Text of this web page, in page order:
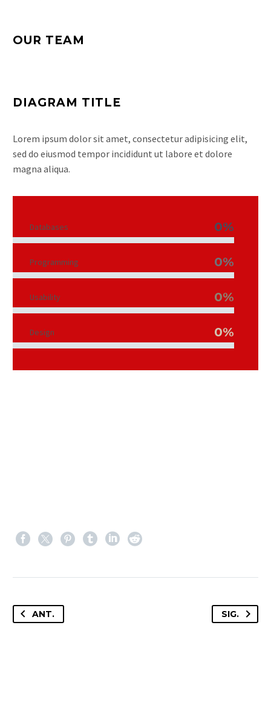
OUR TEAM
DIAGRAM TITLE
Lorem ipsum dolor sit amet, consectetur adipisicing elit,
sed do eiusmod tempor incididunt ut labore et dolore
magna aliqua.
Databases 0%
Programming 0%
Usability 0%
Design 0%
ANT. SIG.